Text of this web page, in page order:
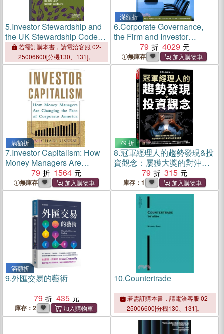
5.Investor Stewardship and
the UK Stewardship Code:
The Role of Institutional
Investors in Corporate
Governance
若需訂購本書，請電洽客服 02-
25006600[分機130、131]。
滿額折
6.Corporate Governance,
the Firm and Investor
Capitalism ─ Legal-Political
and Economic Views
79 4029
無庫存
滿額折
7.Investor Capitalism: How
Money Managers Are
Changing the Face of
Corporate America
79 1564
無庫存
79 折
8.冠軍經理人的趨勢發現&投
資觀念：屢獲大獎的對沖基
金操盤手，為你解析可以盈
在未來的12個黃金產業
79 315
庫存：1
滿額折
9.外匯交易的藝術
79
435
庫存：2
10.Countertrade
若需訂購本書，請電洽客服 02-
25006600[分機130、131]。